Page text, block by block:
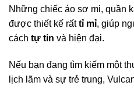
Những chiếc áo sơ mi, quần
được thiết kế rấttỉ mỉ, giúp
cách tự tin và hiện đại.
Nếu bạn đang tìm kiếm một
lịch lãm và sự trẻ trung,